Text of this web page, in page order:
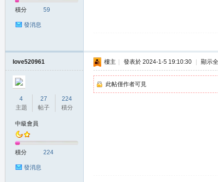
積分 59
發消息
love520961
4
主題
27
帖子
224
積分
中級會員
積分 224
發消息
樓主 發表於 2024-1-5 19:10:30 顯示
此帖僅作者可見